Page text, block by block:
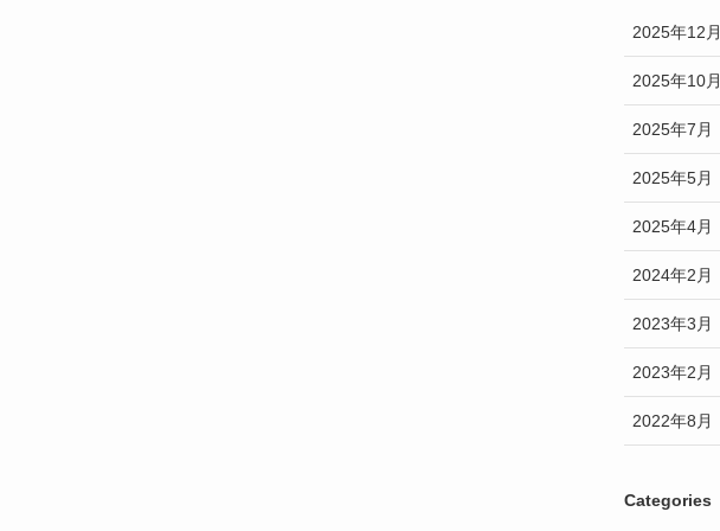
2025年12月
2025年10月
2025年7月
2025年5月
2025年4月
2024年2月
2023年3月
2023年2月
2022年8月
Categories